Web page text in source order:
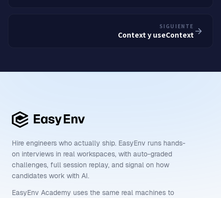
SIGUIENTE
Context y useContext
Hire engineers who actually ship. EasyEnv runs hands-
on interviews in real workspaces, with auto-graded
challenges, full session replay, and signal on how
candidates work with AI.
EasyEnv Academy uses the same real machines to